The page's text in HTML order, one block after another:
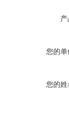
您的单
您的姓